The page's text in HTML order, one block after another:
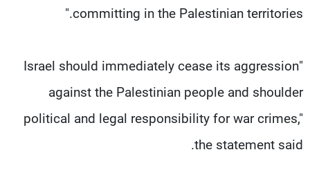
committing in the Palestinian territories."
"Israel should immediately cease its aggression
against the Palestinian people and shoulder
political and legal responsibility for war crimes,"
the statement said.